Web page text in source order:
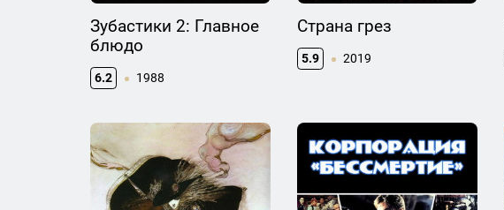
Зубастики 2: Главное
блюдо
6.2 1988
Страна грез
5.9 2019